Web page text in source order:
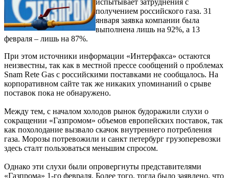
получением российского газа. 31
января заявка компании была
выполнена лишь на 92%, а 13
февраля – лишь на 87%.
При этом источники информации «Интерфакса» остаются
неизвестны, так как в местной прессе сообщений о проблемах
Snam Rete Gas с российскими поставками не сообщалось. На
корпоративном сайте так же никаких упоминаний о срыве
поставок пока не обнаружено.
Между тем, с началом холодов рынок будоражили слухи о
сокращении «Газпромом» объемов европейских поставок, так
как похолодание вызвало скачок внутреннего потребления
газа. Морозы потревожили и санкт петербург грузоперевозки
здесь сталт пользоваться меньшим спросом.
Однако эти слухи были опровергнуты представителями
«Газпрома» 1-го февраля. Более того, тогда было заявлено, что